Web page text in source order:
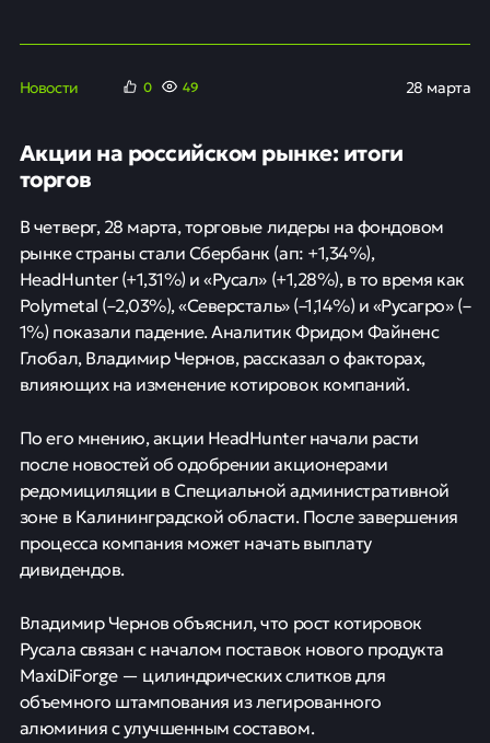
Новости 0 49 28 марта
Акции на российском рынке: итоги
торгов
В четверг, 28 марта, торговые лидеры на фондовом
рынке страны стали Сбербанк (ап: +1,34%),
HeadHunter (+1,31%) и «Русал» (+1,28%), в то время как
Polymetal (–2,03%), «Северсталь» (–1,14%) и «Русагро» (–
1%) показали падение. Аналитик Фридом Файненс
Глобал, Владимир Чернов, рассказал о факторах,
влияющих на изменение котировок компаний.
По его мнению, акции HeadHunter начали расти
после новостей об одобрении акционерами
редомициляции в Специальной административной
зоне в Калининградской области. После завершения
процесса компания может начать выплату
дивидендов.
Владимир Чернов объяснил, что рост котировок
Русала связан с началом поставок нового продукта
MaxiDiForge — цилиндрических слитков для
объемного штампования из легированного
алюминия с улучшенным составом.